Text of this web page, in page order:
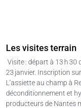
Les visites terrain
Visite : départ à 13 h 30
23 janvier. Inscription
L’assiette au champ à
déconditionnement et
producteurs de Nantes